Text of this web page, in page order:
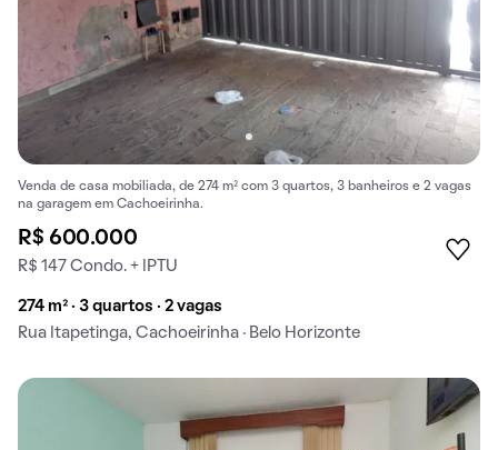
Venda de casa mobiliada, de 274 m² com 3 quartos, 3 banheiros e 2 vagas
na garagem em Cachoeirinha.
R$ 600.000
R$ 147 Condo. + IPTU
274 m² · 3 quartos · 2 vagas
Rua Itapetinga, Cachoeirinha · Belo Horizonte